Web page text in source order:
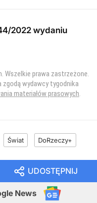
2022 wydaniu
Wszelkie prawa zastrzeżone.
zgodą wydawcy tygodnika
materiałów prasowych.
Świat DoRzeczy+
UDOSTĘPNIJ
News